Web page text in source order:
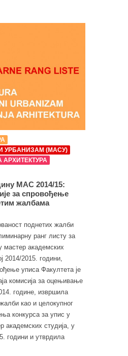
УРБАНИЗАМ (МАСУ)
МАС 2014/15:
за спровођење
жалбама
поднетих жалби
ранг листу за
мастер академских
2014/2015. години,
уписа Факултета је
комисија за оцењивање
године, извршила
као и целокупног
конкурса за упис у
академских студија, у
години и утврдила